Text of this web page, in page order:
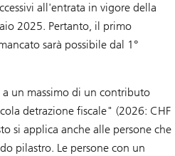
all'entrata in vigore della
2025. Pertanto, il primo
sarà possibile dal 1°
un massimo di un contributo
detrazione fiscale" (2026: CHF
si applica anche alle persone che
pilastro. Le persone con un